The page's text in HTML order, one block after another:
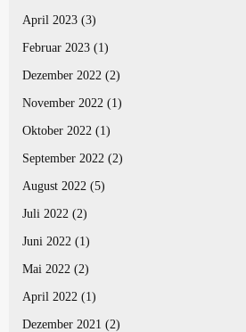
April 2023 (3)
Februar 2023 (1)
Dezember 2022 (2)
November 2022 (1)
Oktober 2022 (1)
September 2022 (2)
August 2022 (5)
Juli 2022 (2)
Juni 2022 (1)
Mai 2022 (2)
April 2022 (1)
Dezember 2021 (2)